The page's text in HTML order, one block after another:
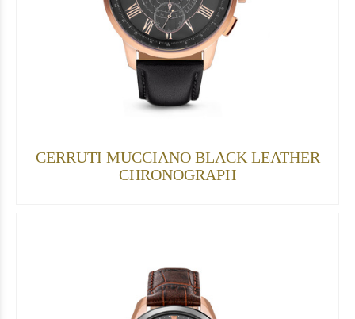
CERRUTI MUCCIANO BLACK LEATHER
CHRONOGRAPH